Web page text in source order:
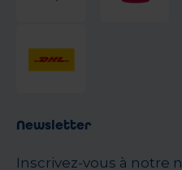
Newsletter
Inscrivez-vous à notre